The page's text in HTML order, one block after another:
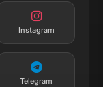
Instagram
Telegram